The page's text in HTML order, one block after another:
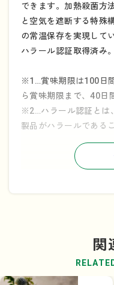
できます。加熱殺菌方
と空気を遮断する特殊
の常温保存を実現して
ハラール認証取得済み
※1…賞味期限は100日
ら賞味期限まで、40日
※2…ハラール認証とは
製品がハラールである
コールなどの禁止され
保証するだけではなく
セスを含む全てがイス
関